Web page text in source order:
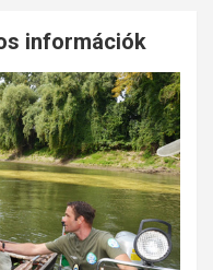
információk